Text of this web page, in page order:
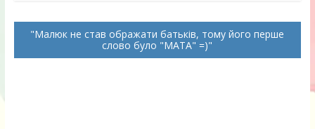
Малюк не став ображати батьків, тому його перше
слово було "МАТА" =)